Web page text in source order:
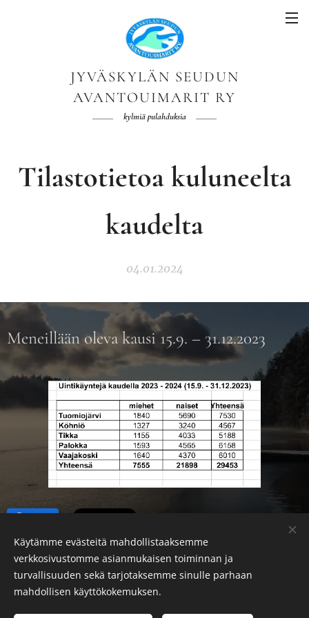
JYVÄSKYLÄN SEUDUN
AVANTOUIMARIT RY
kylmiä pulahduksia
Tilastotietoa kuluneelta
kaudelta
04.01.2024
Meneillään oleva kausi 15.9. – 31.12.2023
Jyväskylän seudun avantouimarit ry
Kaikki oikeudet pidätetään 2025
Käytämme evästeitä mahdollistaaksemme
verkkosivustomme asianmukaisen toiminnan ja
turvallisuuden sekä tarjotaksemme sinulle parhaan
mahdollisen käyttökokemuksen.